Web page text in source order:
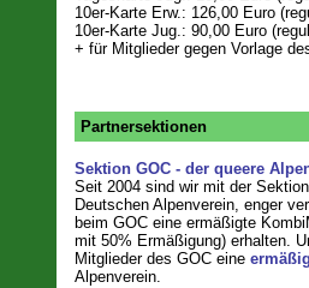
10er-Karte Erw.: 126,00 Euro
10er-Karte Jug.: 90,00 Euro
+ für Mitglieder gegen Vorlage
Partnersektionen
Sektion GOC - der queere
Seit 2004 sind wir mit der
Deutschen Alpenverein, enger
beim GOC eine ermäßigte
mit 50% Ermäßigung) erhalten.
Mitglieder des GOC eine
Alpenverein.